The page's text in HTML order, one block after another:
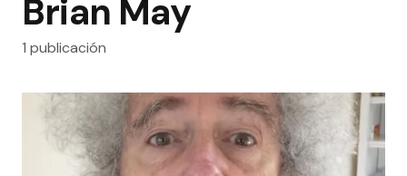
Brian May
1 publicación